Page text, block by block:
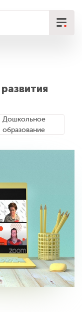
Дошкольное
образование